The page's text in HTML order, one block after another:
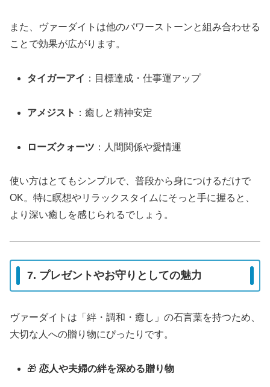
また、ヴァーダイトは他のパワーストーンと組み合わせる
ことで効果が広がります。
タイガーアイ ：目標達成・仕事運アップ
アメジスト ：癒しと精神安定
ローズクォーツ ：人間関係や愛情運
使い方はとてもシンプルで、普段から身につけるだけで
OK。特に瞑想やリラックスタイムにそっと手に握ると、
より深い癒しを感じられるでしょう。
7. プレゼントやお守りとしての魅力
ヴァーダイトは「絆・調和・癒し」の石言葉を持つため、
大切な人への贈り物にぴったりです。
🎁恋人や夫婦の絆を深める贈り物